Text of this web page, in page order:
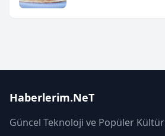
Haberlerim.NeT
Güncel Teknoloji ve Popüler Kültür